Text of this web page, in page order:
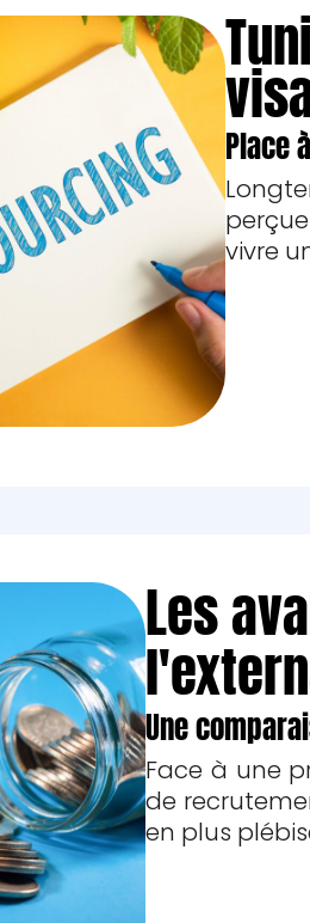
Place
vivre
Les
Une
Face à une
de
en plus